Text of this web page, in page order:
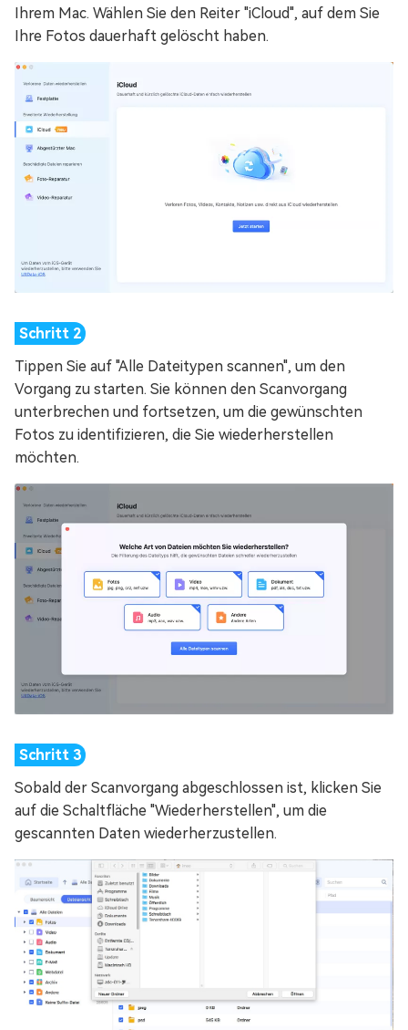
Ihrem Mac. Wählen Sie den Reiter "iCloud", auf dem Sie
Ihre Fotos dauerhaft gelöscht haben.
Tippen Sie auf "Alle Dateitypen scannen", um den
Vorgang zu starten. Sie können den Scanvorgang
unterbrechen und fortsetzen, um die gewünschten
Fotos zu identifizieren, die Sie wiederherstellen
möchten.
Sobald der Scanvorgang abgeschlossen ist, klicken Sie
auf die Schaltfläche "Wiederherstellen", um die
gescannten Daten wiederherzustellen.